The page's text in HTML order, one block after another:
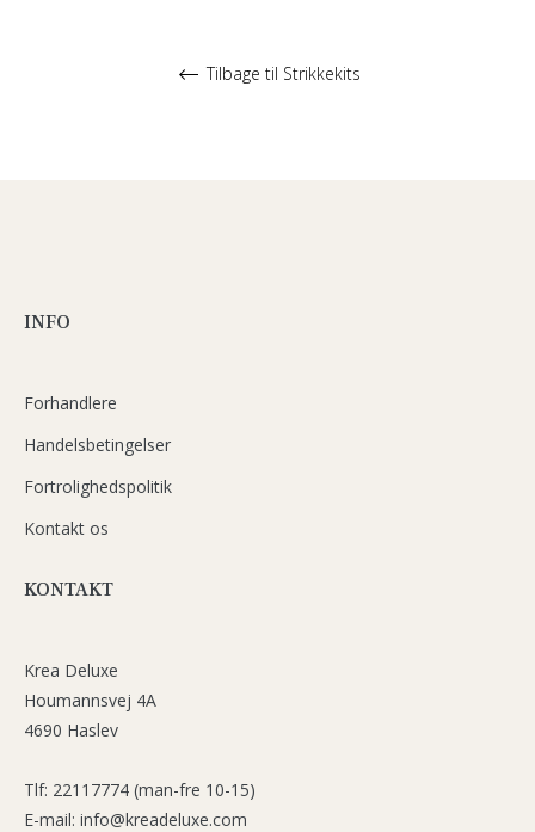
Tilbage til Strikkekits
INFO
Forhandlere
Handelsbetingelser
Fortrolighedspolitik
Kontakt os
KONTAKT
Krea Deluxe
Houmannsvej 4A
4690 Haslev
Tlf: 22117774 (man-fre 10-15)
E-mail: info@kreadeluxe.com